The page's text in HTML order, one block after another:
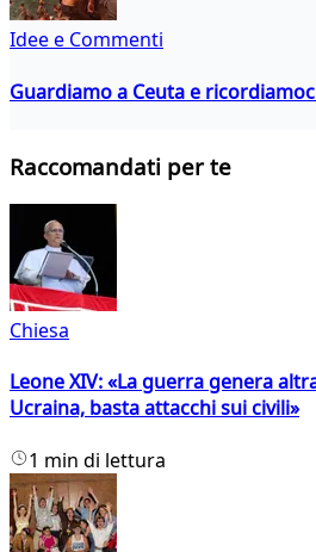
Idee e Commenti
Guardiamo a Ceuta e
Raccomandati per te
Chiesa
Leone XIV: «La guerra genera
Ucraina, basta attacchi sui civili»
1 min di lettura